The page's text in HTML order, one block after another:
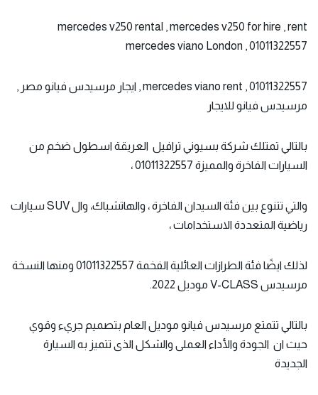
mercedes v250 rental , mercedes v250 for hire , rent
mercedes viano London , 01011322557
mercedes viano rent , 01011322557 , ايجار مرسيدس فيانو مصر ,
مرسيدس فيانو للايجار
بالتالي تمتلك شركة بسيوني ترافيل العريقة اسطول ضخم من
السيارات الفاخرة والمميزة 01011322557 ،
والتي تتنوع بين فئة السيدان الفاخرة ، والهاتشباك، وال SUV سيارات
رياضية المتعددة الاستخدامات ،
لذلك ايضًا فئة الطرازات العائلية الفخمة 01011322557 ومنها النسخة
مرسيدس V-CLASS موديل 2022.
بالتالي تتمتع مرسيدس فيانو موديل العام بتصميم جريء وقوي
حيث ان الجودة والأداء العملى والشكل الذى تتميز به السيارة
الجديدة